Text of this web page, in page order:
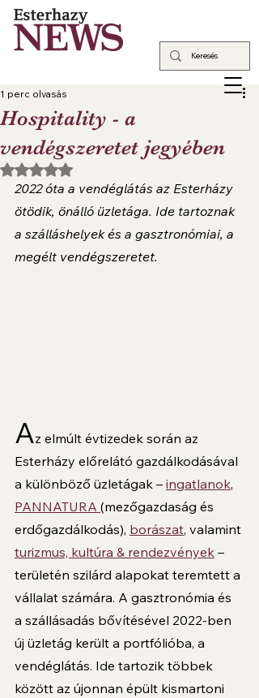
Hospitality - a
vendégszeretet jegyében
1 perc olvasás
NaN csillagot kapott az 5-ből.
2022 óta a vendéglátás az Esterházy
ötödik, önálló üzletága. Ide tartoznak
a szálláshelyek és a gasztronómiai, a
megélt vendégszeretet.
Az elmúlt évtizedek során az
Esterházy előrelátó gazdálkodásával
a különböző üzletágak – ingatlanok,
PANNATURA (mezőgazdaság és
erdőgazdálkodás), borászat, valamint
turizmus, kultúra & rendezvények –
területén szilárd alapokat teremtett a
vállalat számára. A gasztronómia és
a szállásadás bővítésével 2022-ben
új üzletág került a portfólióba, a
vendéglátás. Ide tartozik többek
között az újonnan épült kismartoni